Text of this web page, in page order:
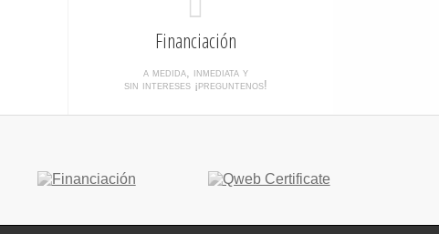
Financiación
a medida, inmediata y
sin intereses ¡preguntenos!